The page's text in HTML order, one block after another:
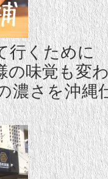
行くために
の味覚も変
濃さを沖縄